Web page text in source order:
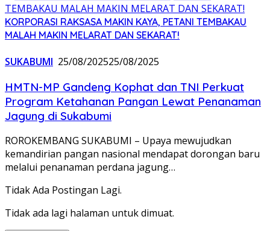
KORPORASI RAKSASA MAKIN KAYA, PETANI TEMBAKAU
MALAH MAKIN MELARAT DAN SEKARAT!
SUKABUMI 25/08/202525/08/2025
HMTN-MP Gandeng Kophat dan TNI Perkuat
Program Ketahanan Pangan Lewat Penanaman
Jagung di Sukabumi
ROROKEMBANG SUKABUMI – Upaya mewujudkan
kemandirian pangan nasional mendapat dorongan baru
melalui penanaman perdana jagung…
Tidak Ada Postingan Lagi.
Tidak ada lagi halaman untuk dimuat.